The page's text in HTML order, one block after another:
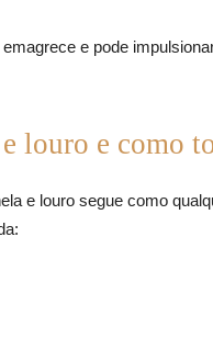
e pode
louro e como
e louro segue como